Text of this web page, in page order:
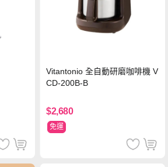
Vitantonio 全自動研磨咖啡機 V
CD-200B-B
$2,680
免運